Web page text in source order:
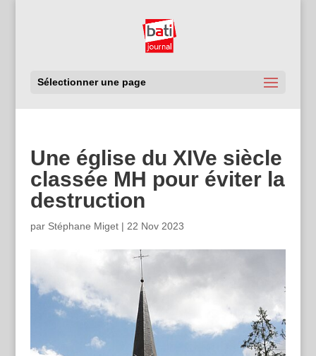
Sélectionner une page
Une église du XIVe siècle
classée MH pour éviter la
destruction
par Stéphane Miget| 22 Nov 2023